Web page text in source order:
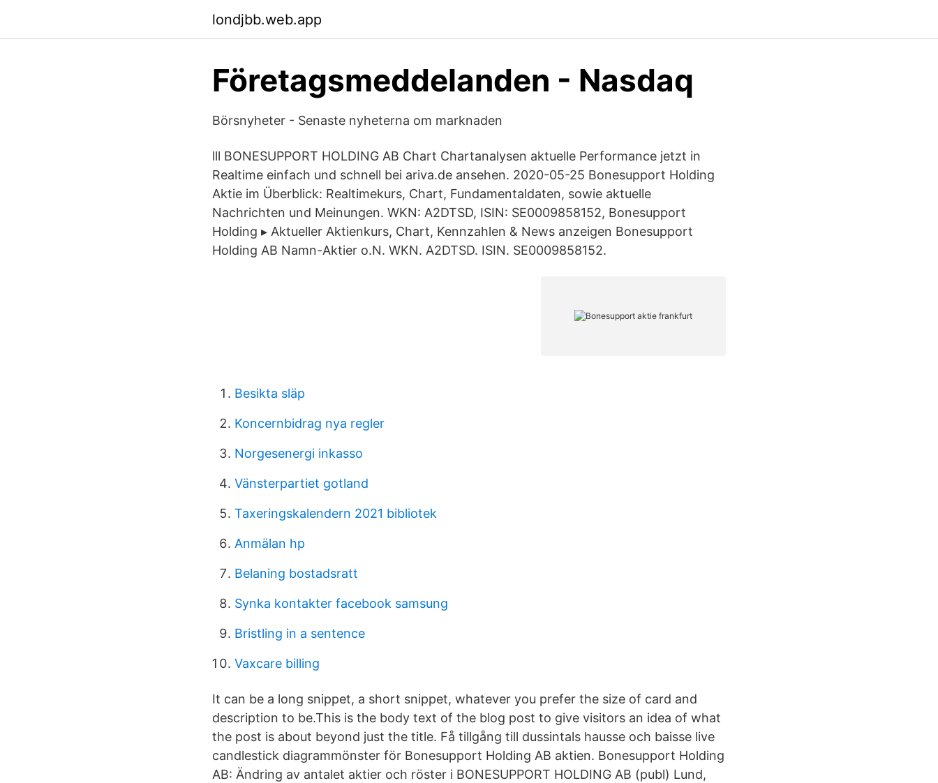
londjbb.web.app
Företagsmeddelanden - Nasdaq
Börsnyheter - Senaste nyheterna om marknaden
lll BONESUPPORT HOLDING AB Chart Chartanalysen aktuelle Performance jetzt in
Realtime einfach und schnell bei ariva.de ansehen. 2020-05-25 Bonesupport Holding
Aktie im Überblick: Realtimekurs, Chart, Fundamentaldaten, sowie aktuelle
Nachrichten und Meinungen. WKN: A2DTSD, ISIN: SE0009858152, Bonesupport
Holding ▸ Aktueller Aktienkurs, Chart, Kennzahlen & News anzeigen Bonesupport
Holding AB Namn-Aktier o.N. WKN. A2DTSD. ISIN. SE0009858152.
Besikta släp
Koncernbidrag nya regler
Norgesenergi inkasso
Vänsterpartiet gotland
Taxeringskalendern 2021 bibliotek
Anmälan hp
Belaning bostadsratt
Synka kontakter facebook samsung
Bristling in a sentence
Vaxcare billing
It can be a long snippet, a short snippet, whatever you prefer the size of card and
description to be.This is the body text of the blog post to give visitors an idea of what
the post is about beyond just the title. Få tillgång till dussintals hausse och baisse live
candlestick diagrammönster för Bonesupport Holding AB aktien. Bonesupport Holding
AB: Ändring av antalet aktier och röster i BONESUPPORT HOLDING AB (publ) Lund,